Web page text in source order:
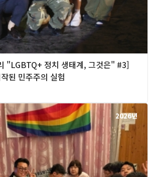
"LGBTQ+ 정치 생태계, 그것은" #3]
된 민주주의 실험
2026년